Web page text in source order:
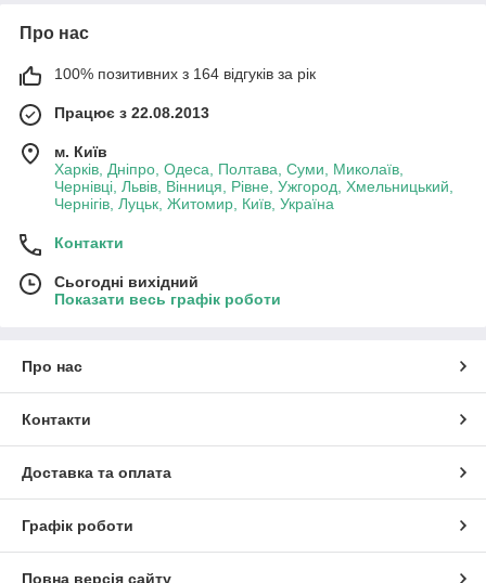
Про нас
100% позитивних з 164 відгуків за рік
Працює з 22.08.2013
м. Київ
Харків, Дніпро, Одеса, Полтава, Суми, Миколаїв,
Чернівці, Львів, Вінниця, Рівне, Ужгород, Хмельницький,
Чернігів, Луцьк, Житомир, Київ, Україна
Контакти
Сьогодні вихідний
Показати весь графік роботи
Про нас
Контакти
Доставка та оплата
Графік роботи
Повна версія сайту